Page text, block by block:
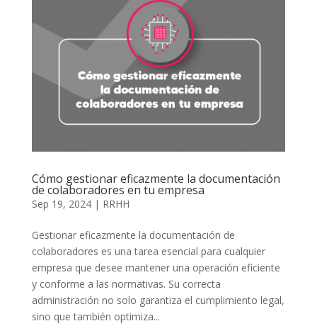
Cómo gestionar eficazmente la documentación
de colaboradores en tu empresa
Sep 19, 2024| RRHH
Gestionar eficazmente la documentación de
colaboradores es una tarea esencial para cualquier
empresa que desee mantener una operación eficiente
y conforme a las normativas. Su correcta
administración no solo garantiza el cumplimiento legal,
sino que también optimiza...